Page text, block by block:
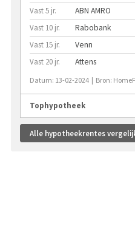
Vast 5 jr. ABN AMRO
Vast 10 jr. Rabobank
Vast 15 jr. Venn
Vast 20 jr. Attens
Datum: 13-02-2024 | Bron:
Tophypotheek
Alle hypotheekrentes